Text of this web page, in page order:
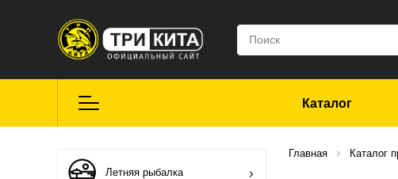
Каталог
Летняя рыбалка
Главная Каталог